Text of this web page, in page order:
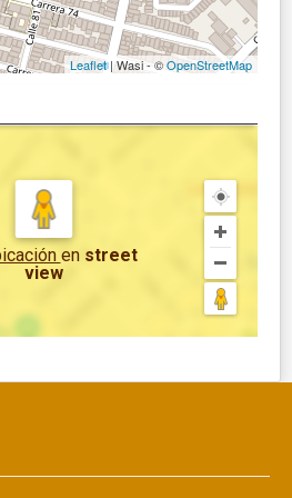
Leaflet| Wasi - ©OpenStreetMap
en street
view